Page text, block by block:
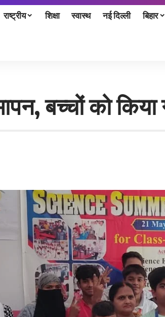
राष्ट्रीय शिक्षा स्वास्थ नई दिल्ली बिहार
बच्चों को किया